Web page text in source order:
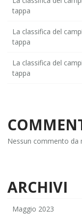
tappa
La classifica del
tappa
La classifica del
tappa
Nessun commento da
ARCHIVI
Maggio 2023